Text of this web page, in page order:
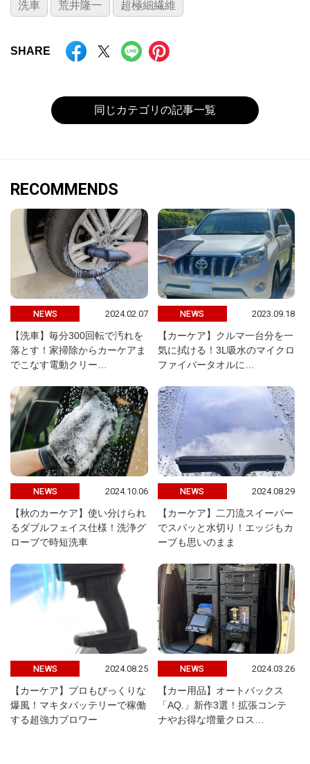
洗車 荒井隆一 超極細繊維
SHARE
同じカテゴリの記事一覧
RECOMMENDS
NEWS 2024.02.07
【洗車】毎分300回転で汚れを
落とす！家掃除からカーケアま
でこなす電動クリー…
NEWS 2023.09.18
【カーケア】クルマ一台分を一
気に拭ける！3L吸水のマイクロ
ファイバータオルに…
NEWS 2024.10.06
【秋のカーケア】使い分けられ
るダブルフェイス仕様！洗浄グ
ローブで時短洗車
NEWS 2024.08.29
【カーケア】二刀流スイーパー
でスパッと水切り！エッジもカ
ーブも思いのまま
NEWS 2024.08.25
【カーケア】プロもびっくりな
爆風！マキタバッテリーで稼働
する超強力ブロワー
NEWS 2024.03.26
【カー用品】オートバックス
「AQ.」新作3選！拡張コンテ
ナやお得な増量クロス…